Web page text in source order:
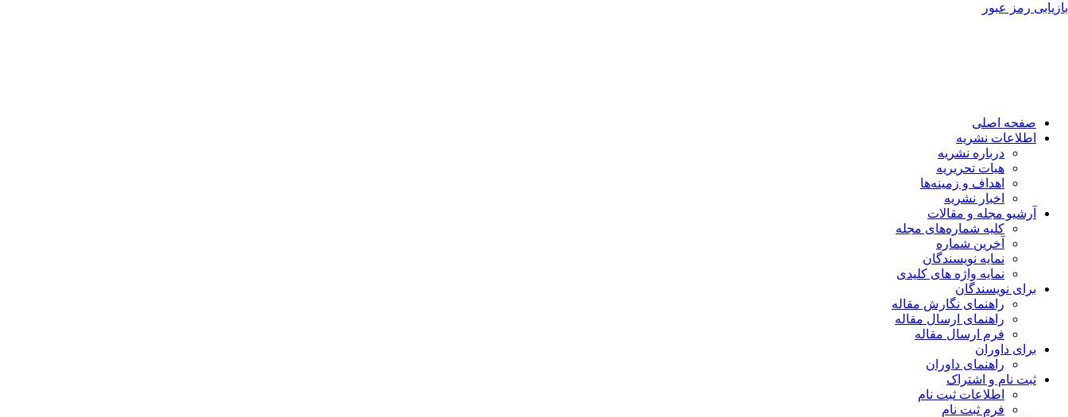
بازیابی رمز عبور
صفحه اصلی
اطلاعات نشریه
درباره نشریه
هیات تحریریه
اهداف و زمینه‌ها
اخبار نشریه
آرشیو مجله و مقالات
کلیه شماره‌های مجله
آخرین شماره
نمایه نویسندگان
نمایه واژه های کلیدی
برای نویسندگان
راهنمای نگارش مقاله
راهنمای ارسال مقاله
فرم ارسال مقاله
برای داوران
راهنمای داوران
ثبت نام و اشتراک
اطلاعات ثبت نام
فرم ثبت نام